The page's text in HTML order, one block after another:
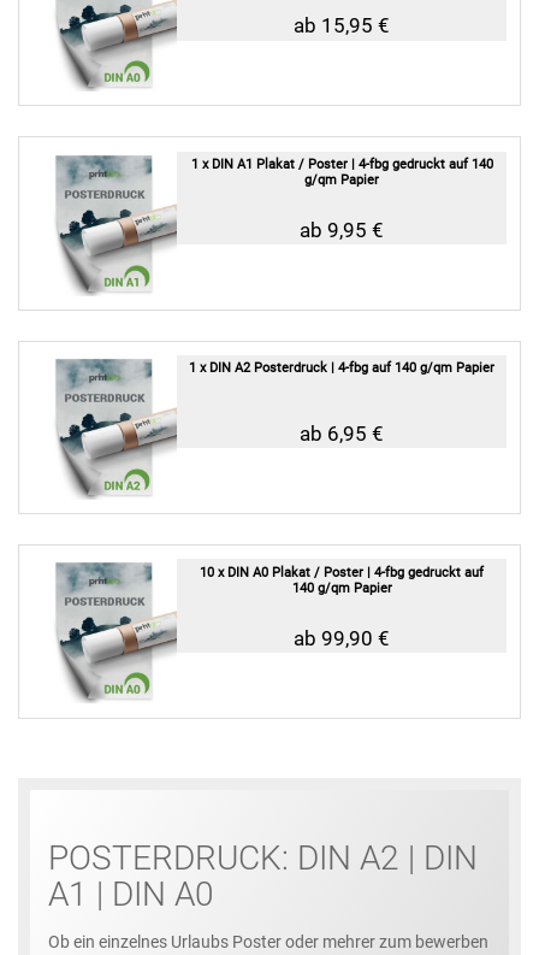
ab 15,95 €
1 x DIN A1 Plakat / Poster | 4-fbg gedruckt auf 140
g/qm Papier
ab 9,95 €
1 x DIN A2 Posterdruck | 4-fbg auf 140 g/qm Papier
ab 6,95 €
10 x DIN A0 Plakat / Poster | 4-fbg gedruckt auf
140 g/qm Papier
ab 99,90 €
POSTERDRUCK: DIN A2 | DIN
A1 | DIN A0
Ob ein einzelnes Urlaubs Poster oder mehrer zum bewerben